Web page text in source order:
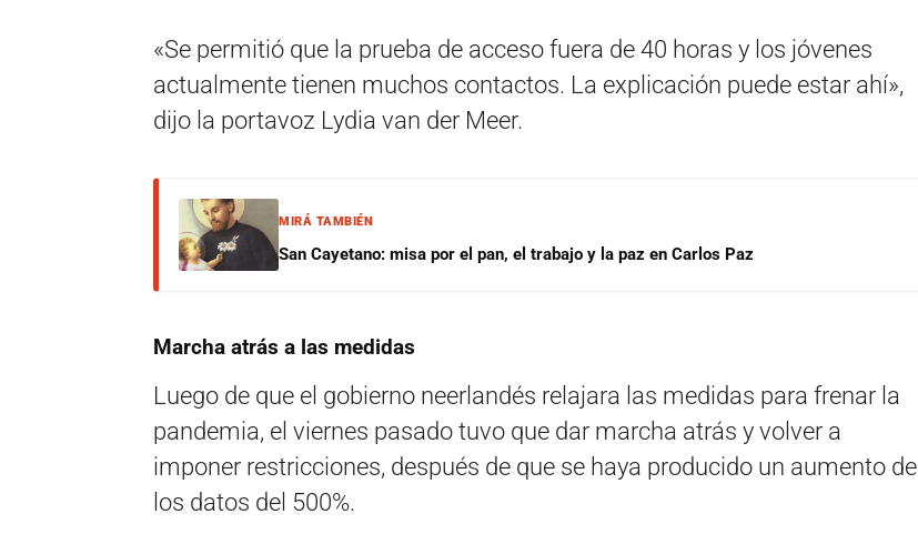
«Se permitió que la prueba de acceso fuera de 40 horas y los jóvenes
actualmente tienen muchos contactos. La explicación puede estar ahí»,
dijo la portavoz Lydia van der Meer.
MIRÁ TAMBIÉN
San Cayetano: misa por el pan, el trabajo y la paz en Carlos Paz
Marcha atrás a las medidas
Luego de que el gobierno neerlandés relajara las medidas para frenar la
pandemia, el viernes pasado tuvo que dar marcha atrás y volver a
imponer restricciones, después de que se haya producido un aumento de
los datos del 500%.